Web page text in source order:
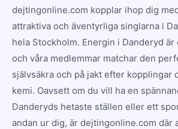
dejtingonline.com kopplar ihop dig
attraktiva och äventyrliga singlarna i
hela Stockholm. Energin i Danderyd
och våra medlemmar matchar den
självsäkra och på jakt efter kopplingar
kemi. Oavsett om du vill ha en
Danderyds hetaste ställen eller ett
andan ur dig, är dejtingonline.com där